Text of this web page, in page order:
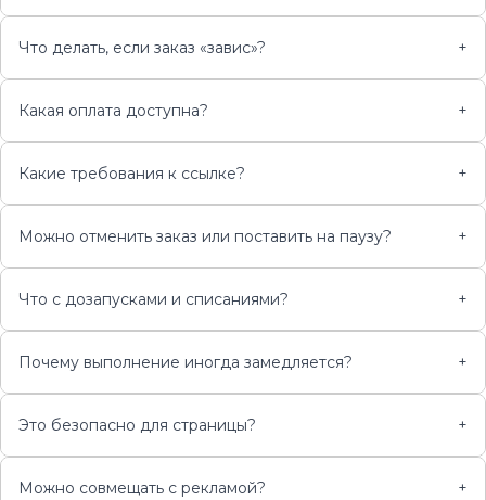
Что делать, если заказ «завис»? +
Какая оплата доступна? +
Какие требования к ссылке? +
Можно отменить заказ или поставить на паузу? +
Что с дозапусками и списаниями? +
Почему выполнение иногда замедляется? +
Это безопасно для страницы? +
Можно совмещать с рекламой? +